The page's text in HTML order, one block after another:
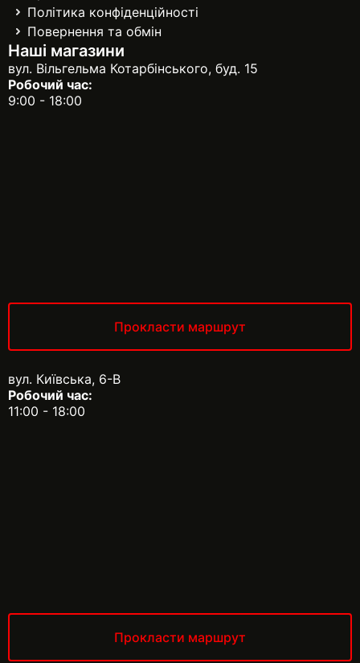
Політика конфіденційності
Повернення та обмін
Наші магазини
вул. Вільгельма Котарбінського, буд. 15
Робочий час:
9:00 - 18:00
Прокласти маршрут
вул. Київська, 6-В
Робочий час:
11:00 - 18:00
Прокласти маршрут